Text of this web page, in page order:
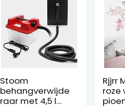
Stoom
behangverwijde
raar met 4,5 l
Rjjrr
roze